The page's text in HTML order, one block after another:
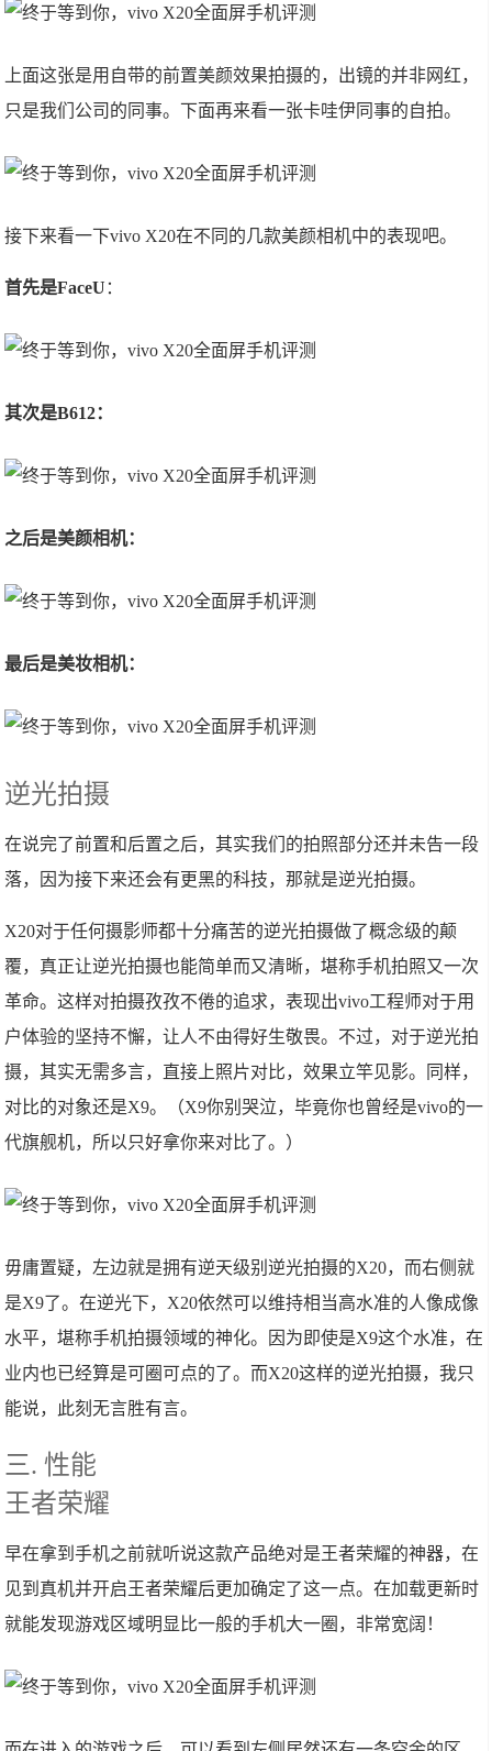
上面这张是用自带的前置美颜效果拍摄的，出镜的并非网红，
只是我们公司的同事。下面再来看一张卡哇伊同事的自拍。
接下来看一下vivo X20在不同的几款美颜相机中的表现吧。
首先是FaceU ：
其次是B612：
之后是美颜相机：
最后是美妆相机：
逆光拍摄
在说完了前置和后置之后，其实我们的拍照部分还并未告一段
落，因为接下来还会有更黑的科技，那就是逆光拍摄。
X20对于任何摄影师都十分痛苦的逆光拍摄做了概念级的颠
覆，真正让逆光拍摄也能简单而又清晰，堪称手机拍照又一次
革命。这样对拍摄孜孜不倦的追求，表现出vivo工程师对于用
户体验的坚持不懈，让人不由得好生敬畏。不过，对于逆光拍
摄，其实无需多言，直接上照片对比，效果立竿见影。同样，
对比的对象还是X9。（X9你别哭泣，毕竟你也曾经是vivo的一
代旗舰机，所以只好拿你来对比了。）
毋庸置疑，左边就是拥有逆天级别逆光拍摄的X20，而右侧就
是X9了。在逆光下，X20依然可以维持相当高水准的人像成像
水平，堪称手机拍摄领域的神化。因为即使是X9这个水准，在
业内也已经算是可圈可点的了。而X20这样的逆光拍摄，我只
能说，此刻无言胜有言。
三. 性能
王者荣耀
早在拿到手机之前就听说这款产品绝对是王者荣耀的神器，在
见到真机并开启王者荣耀后更加确定了这一点。在加载更新时
就能发现游戏区域明显比一般的手机大一圈，非常宽阔！